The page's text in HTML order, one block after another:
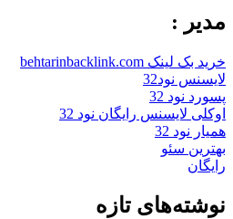
مدیر :
خرید بک لینک behtarinbacklink.com
لایسنس نود32
پسورد نود 32
اوکلی لایسنس رایگان نود 32
همیار نود 32
بهترین سئو
رایگان
نوشته‌های تازه